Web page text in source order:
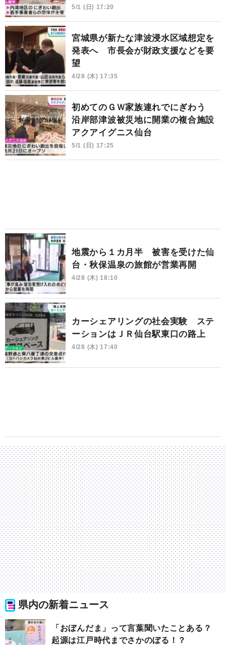
5/1 (日) 17:20
宮城県が新たな津波浸水区域想定を
発表へ 市長会が財政支援などを要
望
4/28 (木) 17:35
初めてのＧＷ家族連れでにぎわう
沿岸部津波被災地に開業の複合施設
アクアイグニス仙台
5/1 (日) 17:25
地震から１カ月半 被害を受けた仙
台・秋保温泉の旅館が営業再開
4/28 (木) 18:10
カーシェアリングの社会実験 ステ
ーションはＪＲ仙台駅東口の路上
4/28 (木) 17:40
県内の新着ニュース
「おぼんだま」って言葉聞いたことある？
起源は江戸時代までさかのぼる！？